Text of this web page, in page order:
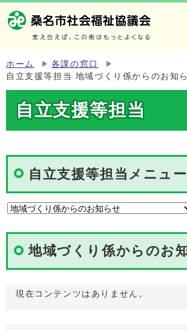
ホーム
各課の窓口
自立支援等担当 地域づくり係からのお知
自立支援等担当
自立支援等担当メニュー
地域づくり係からのお
現在コンテンツはありません。